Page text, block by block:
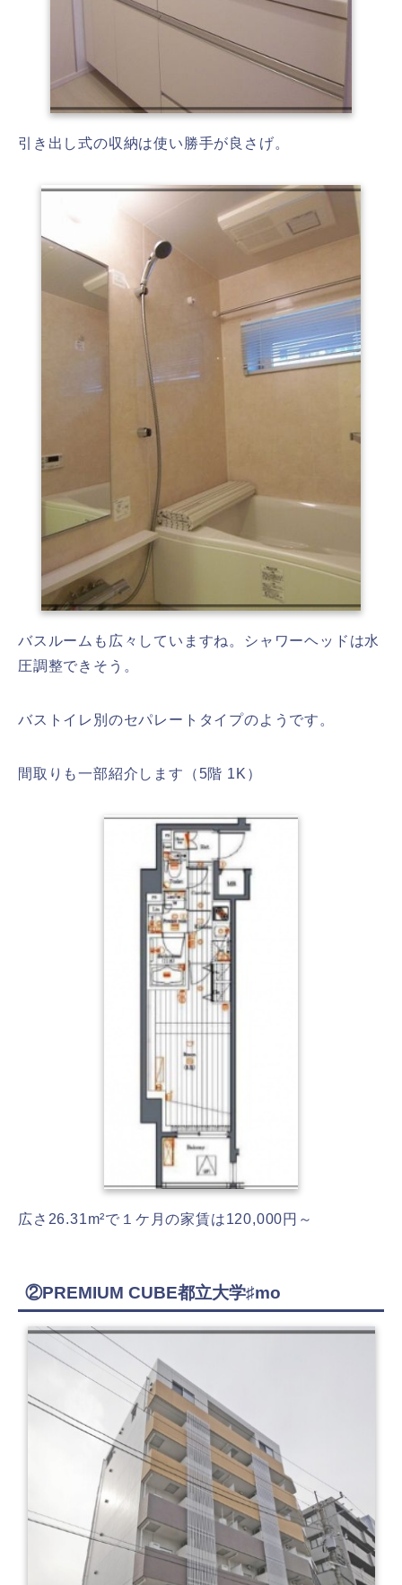
引き出し式の収納は使い勝手が良さげ。
バスルームも広々していますね。シャワーヘッドは水
圧調整できそう。
バストイレ別のセパレートタイプのようです。
間取りも一部紹介します（5階 1K）
広さ26.31m²で１ケ月の家賃は120,000円～
②PREMIUM CUBE都立大学♯mo